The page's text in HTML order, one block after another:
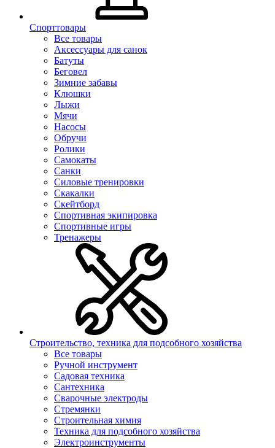
Спорттовары
Все товары
Аксессуары для санок
Батуты
Беговел
Зимние забавы
Клюшки
Лыжи
Мячи
Насосы
Обручи
Ролики
Самокаты
Санки
Силовые тренировки
Скакалки
Скейтборд
Спортивная экипировка
Спортивные игры
Тренажеры
Строительство, техника для подсобного хозяйства
Все товары
Ручной инструмент
Садовая техника
Сантехника
Сварочные электроды
Стремянки
Строительная химия
Техника для подсобного хозяйства
Электроинструменты